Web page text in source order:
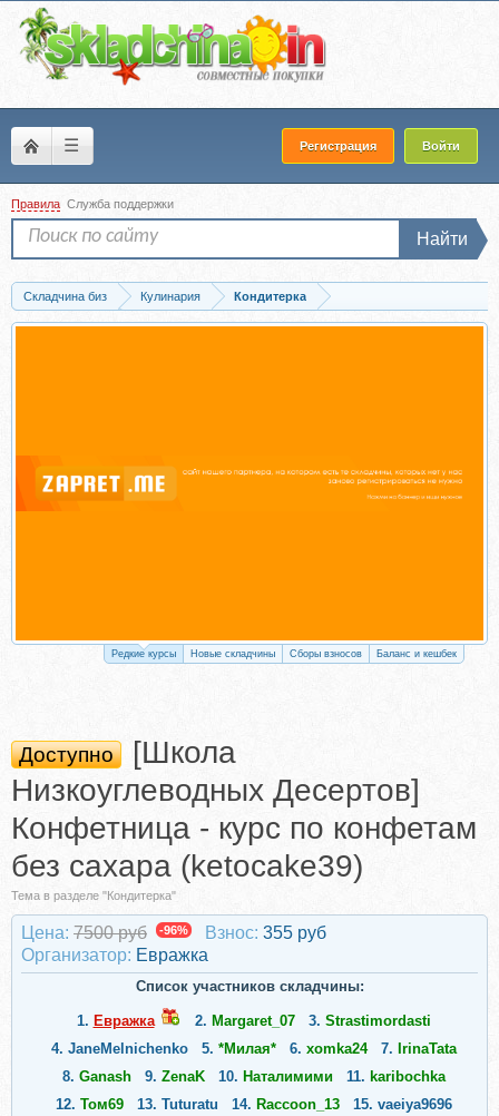
☰ Регистрация Войти
Правила Служба поддержки
Найти
Складчина биз Кулинария
Кондитерка
Скачать [Школа Низкоуглеводных Десертов] Конфетница - курс по конфетам
Редкие курсы Новые складчины Сборы взносов Баланс и кешбек
Доступно
[Школа
Низкоуглеводных Десертов]
Конфетница - курс по конфетам
без сахара (ketocake39)
Тема в разделе "Кондитерка"
Цена: 7500 руб -96% Взнос: 355 руб
Организатор: Евражкa
Список участников складчины:
1. Евражкa 2. Margaret_07 3. Strastimordasti
4. JaneMelnichenko 5. *Милая* 6. xomka24 7. IrinaTata
8. Ganash 9. ZenaK 10. Наталимими 11. karibochka
12. Том69 13. Tuturatu 14. Raccoon_13 15. vaeiya9696